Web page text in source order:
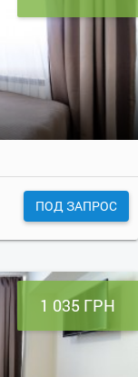
ПОД ЗАПРОС
1 035 ГРН